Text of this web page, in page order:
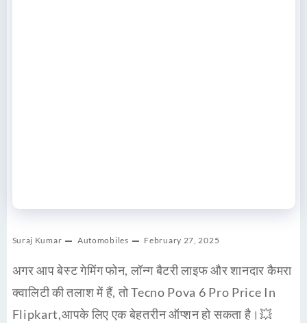
Suraj Kumar Automobiles February 27, 2025
अगर आपबेस्ट गेमिंग फोन,लॉन्ग बैटरी लाइफऔरशानदार कैमरा
क्वालिटीकी तलाश में हैं, तो Tecno Pova 6 Pro Price In
Flipkart,आपके लिए एक बेहतरीन ऑप्शन हो सकता है।💥